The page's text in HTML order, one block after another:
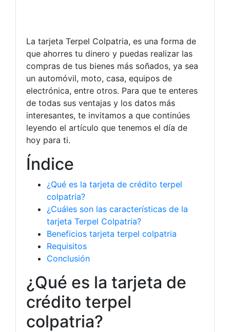
La tarjeta Terpel Colpatria, es una forma de
que ahorres tu dinero y puedas realizar las
compras de tus bienes más soñados, ya sea
un automóvil, moto, casa, equipos de
electrónica, entre otros. Para que te enteres
de todas sus ventajas y los datos más
interesantes, te invitamos a que continúes
leyendo el artículo que tenemos el día de
hoy para ti.
Índice
¿Qué es la tarjeta de crédito terpel
colpatria?
¿Cuáles son las características de la
tarjeta Terpel Colpatria?
Beneficios tarjeta terpel colpatria
Requisitos
Conclusión
¿Qué es la tarjeta de
crédito terpel
colpatria?